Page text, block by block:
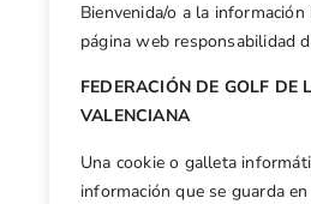
Bienvenida/o a la
página web responsabilidad
FEDERACIÓN DE GOLF DE
VALENCIANA
Una cookie o galleta
información que se guarda
X